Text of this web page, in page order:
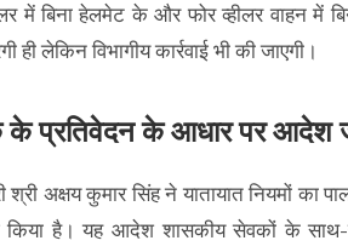
में बिना हेलमेट के और फोर व्हीलर वाहन
ही लेकिन विभागीय कार्रवाई भी की जाएगी।
के प्रतिवेदन के आधार पर आदेश
श्री अक्षय कुमार सिंह ने यातायात नियमों
किया है। यह आदेश शासकीय सेवकों के साथ-